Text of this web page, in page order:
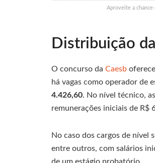
Aproveite a chance
Distribuição
O concurso da Caesb
há vagas como operador de
4.426,60. No nível técnico,
remunerações iniciais de R$
No caso dos cargos de nível
entre outros, com salários